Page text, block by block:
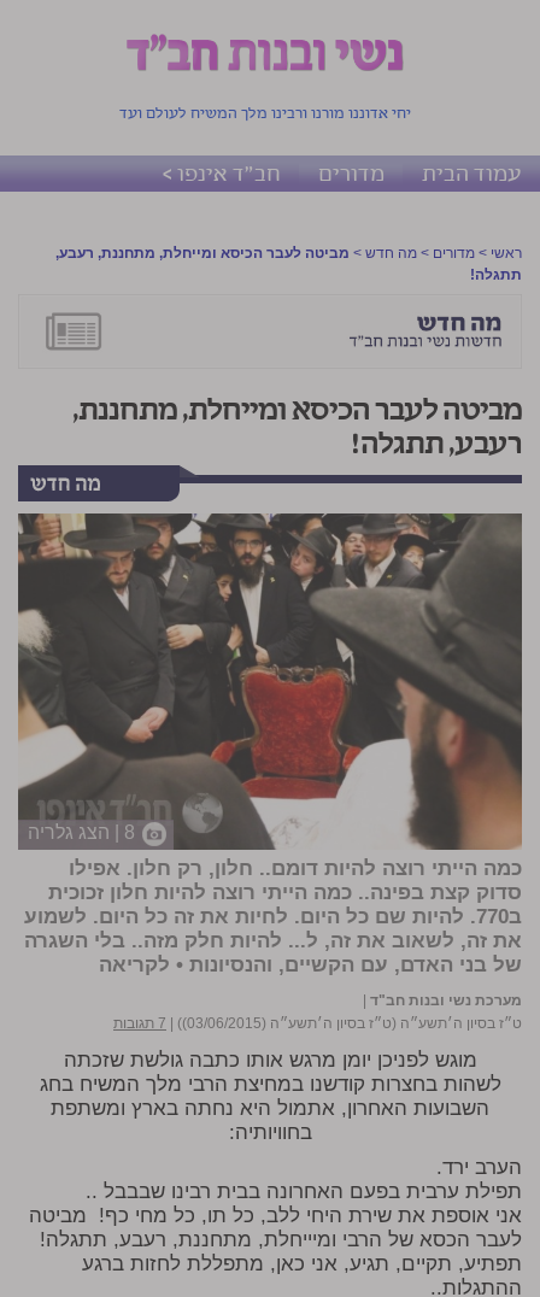
יחי אדוננו מורנו ורבינו מלך המשיח לעולם ועד
עמוד הבית מדורים חב"ד אינפו >
ראשי > מדורים > מה חדש > מביטה לעבר הכיסא ומייחלת, מתחננת, רעבע,
תתגלה!
מביטה לעבר הכיסא ומייחלת, מתחננת,
רעבע, תתגלה!
8 | הצג גלריה
כמה הייתי רוצה להיות דומם.. חלון, רק חלון. אפילו
סדוק קצת בפינה.. כמה הייתי רוצה להיות חלון זכוכית
ב770. להיות שם כל היום. לחיות את זה כל היום. לשמוע
את זה, לשאוב את זה, ל... להיות חלק מזה.. בלי השגרה
של בני האדם, עם הקשיים, והנסיונות • לקריאה
מערכת נשי ובנות חב"ד |
ט״ז בסיון ה׳תשע״ה (ט״ז בסיון ה׳תשע״ה (03/06/2015))
| 7 תגובות
מוגש לפניכן יומן מרגש אותו כתבה גולשת שזכתה
לשהות בחצרות קודשנו במחיצת הרבי מלך המשיח בחג
השבועות האחרון, אתמול היא נחתה בארץ ומשתפת
בחוויותיה:
הערב ירד.
תפילת ערבית בפעם האחרונה בבית רבינו שבבבל ..
אני אוספת את שירת היחי ללב, כל תו, כל מחי כף! מביטה
לעבר הכסא של הרבי ומיייחלת, מתחננת, רעבע, תתגלה!
תפתיע, תקיים, תגיע, אני כאן, מתפללת לחזות ברגע
ההתגלות..